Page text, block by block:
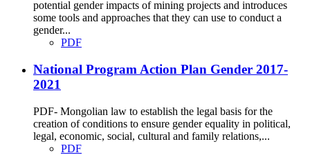
potential gender impacts of mining projects and introduces
some tools and approaches that they can use to conduct a
gender...
PDF
National Program Action Plan Gender 2017-
2021
PDF- Mongolian law to establish the legal basis for the
creation of conditions to ensure gender equality in political,
legal, economic, social, cultural and family relations,...
PDF